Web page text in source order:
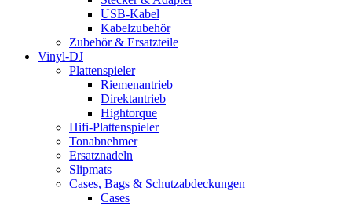
USB-Kabel
Kabelzubehör
Zubehör & Ersatzteile
Vinyl-DJ
Plattenspieler
Riemenantrieb
Direktantrieb
Hightorque
Hifi-Plattenspieler
Tonabnehmer
Ersatznadeln
Slipmats
Cases, Bags & Schutzabdeckungen
Cases